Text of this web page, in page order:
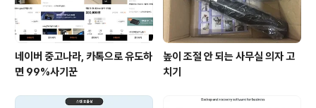
네이버 중고나라, 카톡으로 유도하
면 99%사기꾼
높이 조절 안 되는 사무실 의자 고
치기